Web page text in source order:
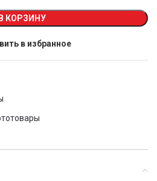
В КОРЗИНУ
в избранное